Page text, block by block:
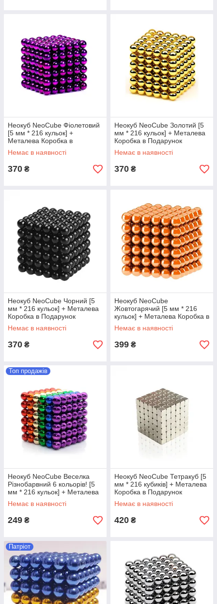
Неокуб NeoCube Фіолетовий
[5 мм * 216 кульок] +
Металева Коробка в
Подарунок
Немає в наявності
370 ₴
Неокуб NeoCube Золотий [5
мм * 216 кульок] + Металева
Коробка в Подарунок
Немає в наявності
370 ₴
Неокуб NeoCube Чорний [5
мм * 216 кульок] + Металева
Коробка в Подарунок
Немає в наявності
370 ₴
Неокуб NeoCube
Жовтогарячий [5 мм * 216
кульок] + Металева Коробка в
Подарунок
Немає в наявності
399 ₴
Топ продажів
Неокуб NeoCube Веселка
Різнобарвний 6 кольорів! [5
мм * 216 кульок] + Металева
Коробка в Подарунок
Немає в наявності
249 ₴
Неокуб NeoCube Тетракуб [5
мм * 216 кубиків] + Металева
Коробка в Подарунок
Немає в наявності
420 ₴
Патріот